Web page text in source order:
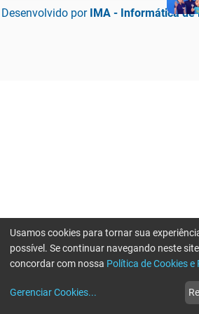
Desenvolvido por IMA - Informática de
Usamos cookies para tornar sua
possível. Se continuar navegando neste
concordar com nossa Política de Cookies
Gerenciar Cookies...
Erro ao enviar informações, por favor